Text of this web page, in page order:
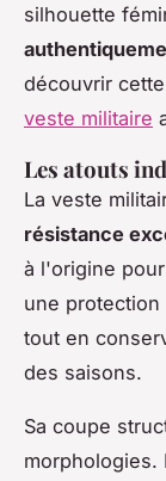
silhouette
découvrir
veste militaire
Les atouts
La veste
résistance
à l'origine
une
tout en
des saisons.
Sa coupe
morphologies.